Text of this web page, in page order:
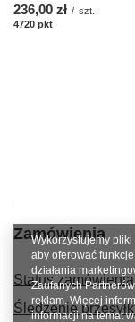
236,00 zł / szt.
4720 pkt
Zamówienia
Status zamówienia
Śledzenie
Wykorzystujemy
aby oferować
działania
Zaufanych
reklam. Więcej
informacji na temat